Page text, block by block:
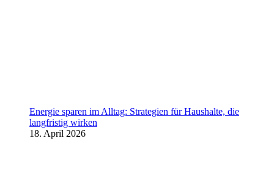
Energie sparen im Alltag: Strategien für Haushalte, die
langfristig wirken
18. April 2026